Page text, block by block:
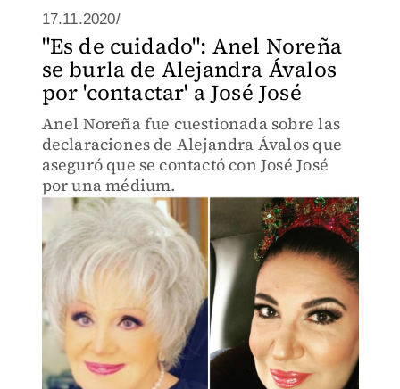
17.11.2020/
"Es de cuidado": Anel Noreña
se burla de Alejandra Ávalos
por 'contactar' a José José
Anel Noreña fue cuestionada sobre las
declaraciones de Alejandra Ávalos que
aseguró que se contactó con José José
por una médium.